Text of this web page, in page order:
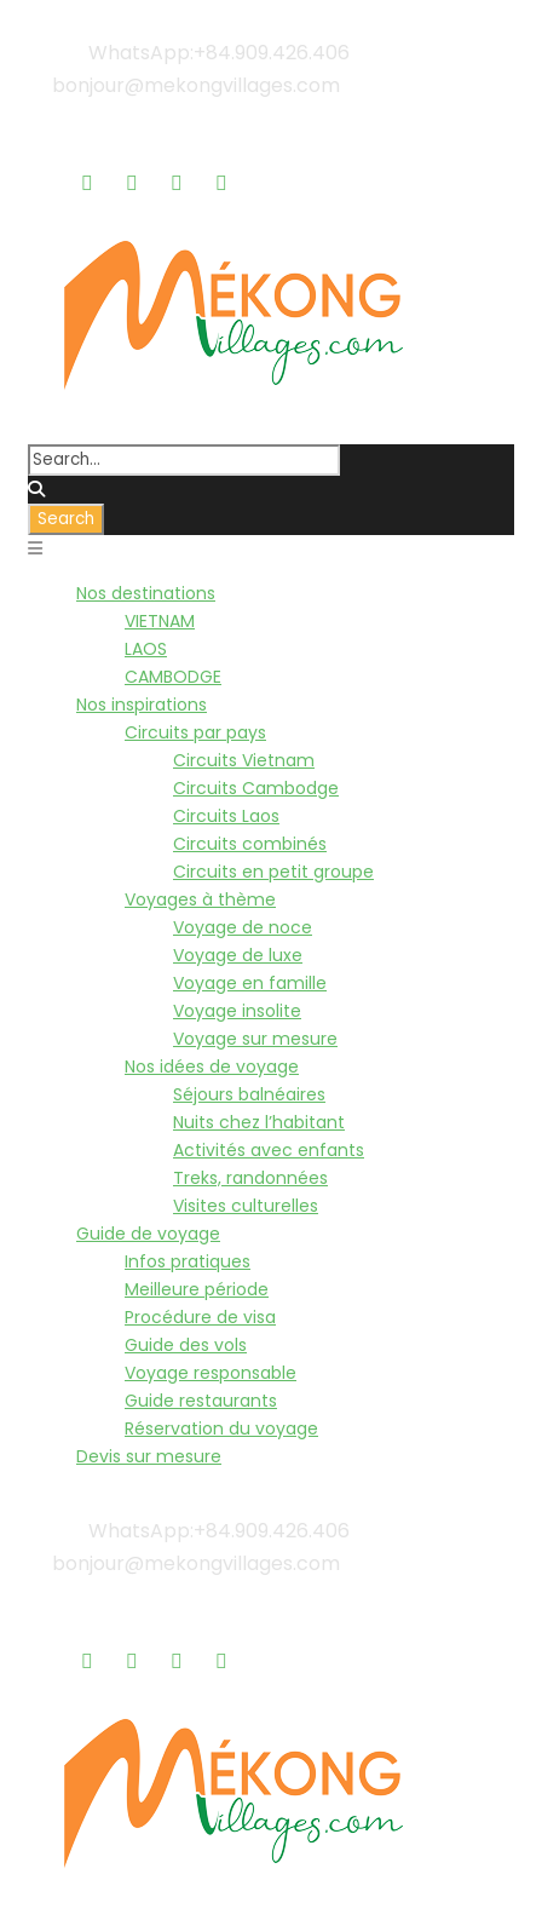
WhatsApp:+84.909.426.406
bonjour@mekongvillages.com
Nos destinations
VIETNAM
LAOS
CAMBODGE
Nos inspirations
Circuits par pays
Circuits Vietnam
Circuits Cambodge
Circuits Laos
Circuits combinés
Circuits en petit groupe
Voyages à thème
Voyage de noce
Voyage de luxe
Voyage en famille
Voyage insolite
Voyage sur mesure
Nos idées de voyage
Séjours balnéaires
Nuits chez l’habitant
Activités avec enfants
Treks, randonnées
Visites culturelles
Guide de voyage
Infos pratiques
Meilleure période
Procédure de visa
Guide des vols
Voyage responsable
Guide restaurants
Réservation du voyage
Devis sur mesure
WhatsApp:+84.909.426.406
bonjour@mekongvillages.com